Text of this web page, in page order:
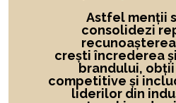
Astfel menții
consolidezi
crești încrederea
brandului,
competitive și
liderilor din